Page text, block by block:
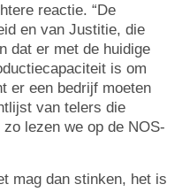
reactie. “De
en van Justitie, die
dat er met de huidige
is om
er een bedrijf moeten
van telers die
lezen we op de NOS-
mag dan stinken, het is